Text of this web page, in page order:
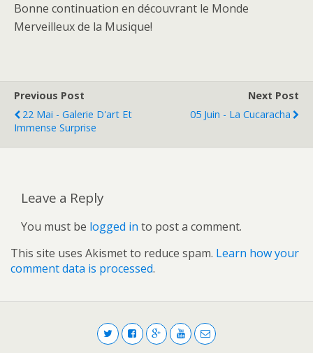
Bonne continuation en découvrant le Monde
Merveilleux de la Musique!
Previous Post
22 Mai - Galerie D'art Et
Immense Surprise
Next Post
05 Juin - La Cucaracha
Leave a Reply
You must be logged in to post a comment.
This site uses Akismet to reduce spam. Learn how your
comment data is processed.